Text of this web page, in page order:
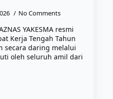
No Comments
YAKESMA resmi
Kerja Tengah Tahun
secara daring melalui
oleh seluruh amil dari